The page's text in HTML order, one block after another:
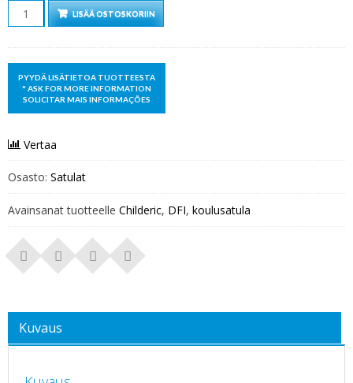
Määrä LISÄÄ OSTOSKORIIN
Vertaa
Osasto: Satulat
Avainsanat tuotteelle Childeric, DFI, koulusatula
Kuvaus